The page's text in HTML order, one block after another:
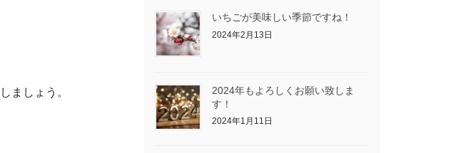
しましょう。
いちごが美味しい季節ですね！
2024年2月13日
2024年もよろしくお願い致しま
す！
2024年1月11日